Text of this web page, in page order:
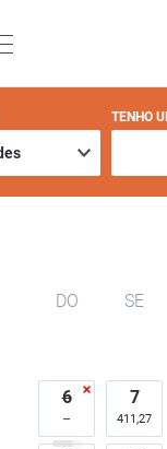
TENHO
DO SE
6 7
411,27